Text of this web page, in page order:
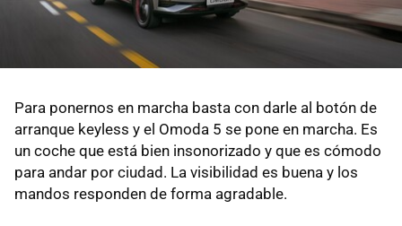
Para ponernos en marcha basta con darle al botón de
arranque keyless y el Omoda 5 se pone en marcha. Es
un coche que está bien insonorizado y que es cómodo
para andar por ciudad. La visibilidad es buena y los
mandos responden de forma agradable.